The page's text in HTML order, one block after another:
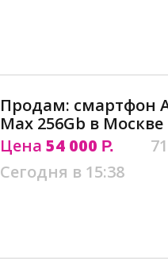
Продам: смартфон
Max 256Gb в Москве
Цена 54 000 Р.
Сегодня в 15:38